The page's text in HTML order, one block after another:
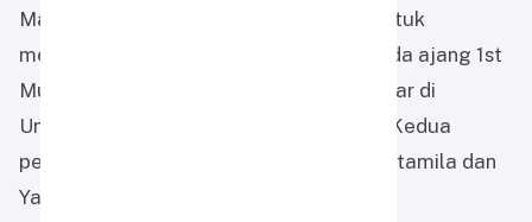
Martapura mengirimkan dua siswinya untuk
mengikuti cabang olahraga panahan pada ajang 1st
Muhammadiyah Games 2026 yang digelar di
Universitas Ahmad Dahlan, Yogyakarta. Kedua
peserta tersebut ialah Adiva Khadijah Artamila dan
Yasmin Humairo Salsabila.